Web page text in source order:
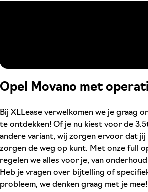
Opel Movano met
Bij XLLease verwelkomen we je graag
te ontdekken! Of je nu kiest voor de
andere variant, wij zorgen ervoor dat jij
zorgen de weg op kunt. Met onze full
regelen we alles voor je, van
Heb je vragen over bijtelling of
probleem, we denken graag met je mee!